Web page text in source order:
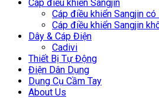
Cáp điều khiển Sangjin
Cáp điều khiển Sangjin
Cáp điều khiển Sangjin
Dây & Cáp Điện
Cadivi
Thiết Bị Tự Động
Điện Dân Dụng
Dụng Cụ Cầm Tay
About Us